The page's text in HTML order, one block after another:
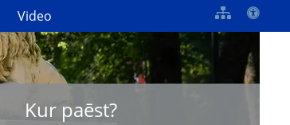
Video
Kur paēst?